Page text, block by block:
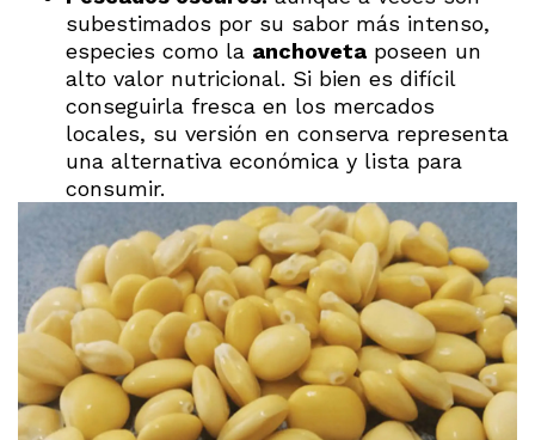
subestimados por su sabor más intenso,
especies como la anchoveta poseen un
alto valor nutricional. Si bien es difícil
conseguirla fresca en los mercados
locales, su versión en conserva representa
una alternativa económica y lista para
consumir.